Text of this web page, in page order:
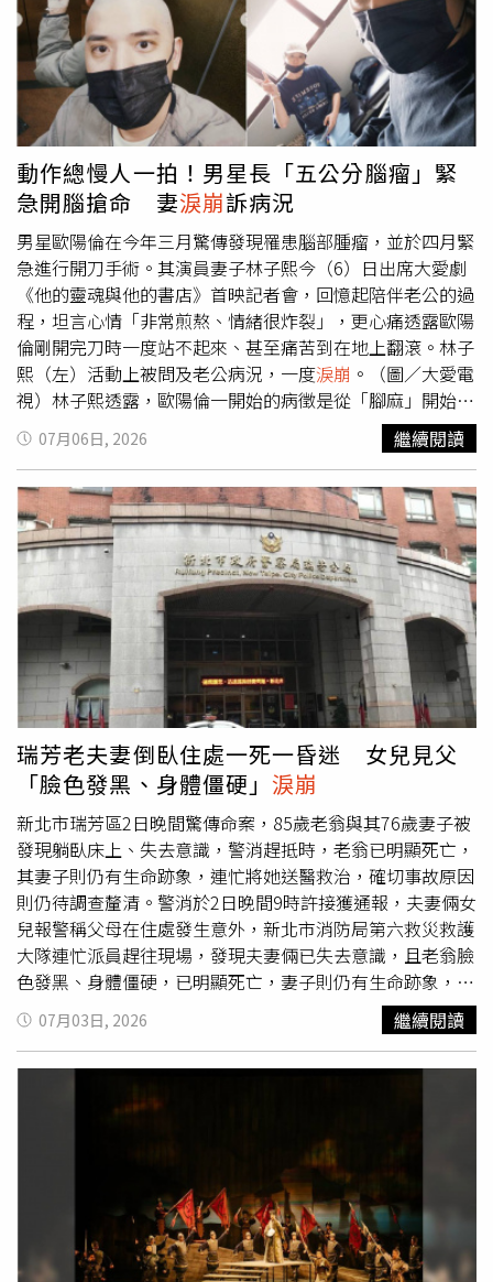
的模樣，因為真正適合的人，自然會欣賞最真實的她、接受
最原本的她。媽媽鼓勵小A辣勇敢做自己，不要因為一段感
情而委屈、否定或失去自我。小A辣生日收到媽媽暖心長
文，感謝母親一路以來無條件的支持與陪伴。這段話讓小A
辣深受觸動。她感性表示，人生花了許多時間追逐外界的掌
聲與肯定，卻常常忽略，那道始終默默守護、最溫暖也最堅
定的目光，其實一直來自家人。她認為，在父母眼裡，孩子
飛得多高、成就有多耀眼，從來都不是最重要的，他們真正
掛念的，是孩子飛得累不累、是否平安健康、能不能快樂自
在地過著自己想要的人生。回想一路走來，媽媽始終是自己
最大的依靠。小A辣坦言，每次看到媽媽寫下這些鼓勵的話
語，都會讓她十分感動，也讓她更有勇氣面對人生的每一個
選擇。她感謝媽媽一直以來對自己的信任與支持，無論她做
出什麼決定，母親都毫不猶豫站在她身旁，成為最堅強的後
盾。對她而言，這份始終如一、毫無條件的愛，正是今年生
日收到、也是一生中最珍貴的禮物。
動作總慢人一拍！男星長「五公分腦瘤」緊
急開腦搶命 妻淚崩訴病況
男星歐陽倫在今年三月驚傳發現罹患腦部腫瘤，並於四月緊
急進行開刀手術。其演員妻子林子熙今（6）日出席大愛劇
《他的靈魂與他的書店》首映記者會，回憶起陪伴老公的過
程，坦言心情「非常煎熬、情緒很炸裂」，更心痛透露歐陽
倫剛開完刀時一度站不起來、甚至痛苦到在地上翻滾。林子
熙（左）活動上被問及老公病況，一度淚崩 。（圖／大愛電
視）林子熙透露，歐陽倫一開始的病徵是從「腳麻」開始，
在排練舞台劇跳舞時，他發現自己總是比別人慢一秒，左腳
也持續發麻卻不會痛。起初以為是椎間盤突出而求診脊椎
科，不料隨後連手和頭也開始發麻。在耳鼻喉科醫生朋友的
建議下，暫時沒有做椎間盤突出的處理，反而在過年前的核
磁共振檢查，發現右腦運動神經區壓了一顆5公分大的腫
瘤，當下便被醫生強烈建議要立刻開刀。在林子熙拍攝新戲
期間，歐陽倫於四月正式動手術。林子熙表示，老公術後出
現了嚴重的「譫妄」現象，情緒極度激動抗拒治療，說自己
快死了，一度情緒失控想要拔針、踹床，只好綁著他的雙
手，甚至會產生幻覺，抱怨護理師很兇。當時醫生還問林子
熙：「先生本來脾氣是不是就很不好？」歐陽倫還重申：
「妳一定要相信我，他們真的很兇。」讓她頗無奈。歐陽倫
目前在家中靜養，林子熙也坦言，雖然醫生診斷該腫瘤為良
性，但也特別提醒「未來很有可能會轉移到身上別的地
方」，未來仍需保持高度警覺。
07月06日, 2026 繼續閱讀
瑞芳老夫妻倒臥住處一死一昏迷 女兒見父
「臉色發黑、身體僵硬」 淚崩
新北市瑞芳區2日晚間驚傳命案，85歲老翁與其76歲妻子被
發現躺臥床上、失去意識，警消趕抵時，老翁已明顯死亡，
其妻子則仍有生命跡象，連忙將她送醫救治，確切事故原因
則仍待調查釐清。警消於2日晚間9時許接獲通報，夫妻倆女
兒報警稱父母在住處發生意外，新北市消防局第六救災救護
大隊連忙派員趕往現場，發現夫妻倆已失去意識，且老翁臉
色發黑、身體僵硬，已明顯死亡，妻子則仍有生命跡象，被
緊急送往長庚醫院救治。警方則封鎖現場，初步排除外力介
入，報案人目睹父親遺體當場崩潰、萬分悲慟，確切案發原
因仍待調查，警方已報請基隆地檢署相驗，全案還須進一步
07月03日, 2026 繼續閱讀